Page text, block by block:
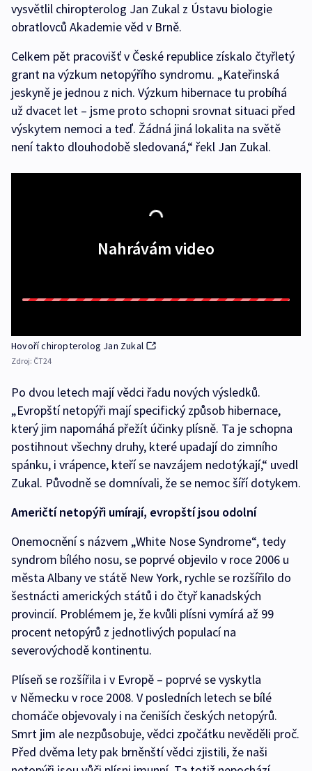
vysvětlil chiropterolog Jan Zukal z Ústavu biologie
obratlovců Akademie věd v Brně.
Celkem pět pracovišť v České republice získalo čtyřletý
grant na výzkum netopýřího syndromu. „Kateřinská
jeskyně je jednou z nich. Výzkum hibernace tu probíhá
už dvacet let – jsme proto schopni srovnat situaci před
výskytem nemoci a teď. Žádná jiná lokalita na světě
není takto dlouhodobě sledovaná,“ řekl Jan Zukal.
Nahrávám video
Hovoří chiropterolog Jan Zukal
Zdroj: ČT24
Po dvou letech mají vědci řadu nových výsledků.
„Evropští netopýři mají specifický způsob hibernace,
který jim napomáhá přežít účinky plísně. Ta je schopna
postihnout všechny druhy, které upadají do zimního
spánku, i vrápence, kteří se navzájem nedotýkají,“ uvedl
Zukal. Původně se domnívali, že se nemoc šíří dotykem.
Američtí netopýři umírají, evropští jsou odolní
Onemocnění s názvem „White Nose Syndrome“, tedy
syndrom bílého nosu, se poprvé objevilo v roce 2006 u
města Albany ve státě New York, rychle se rozšířilo do
šestnácti amerických států i do čtyř kanadských
provincií. Problémem je, že kvůli plísni vymírá až 99
procent netopýrů z jednotlivých populací na
severovýchodě kontinentu.
Plíseň se rozšířila i v Evropě – poprvé se vyskytla
v Německu v roce 2008. V posledních letech se bílé
chomáče objevovaly i na čeniších českých netopýrů.
Smrt jim ale nezpůsobuje, vědci zpočátku nevěděli proč.
Před dvěma lety pak brněnští vědci zjistili, že naši